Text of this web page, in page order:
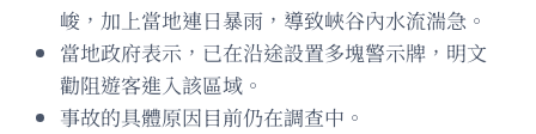
峻，加上當地連日暴雨，導致峽谷內水流湍急。
當地政府表示，已在沿途設置多塊警示牌，明文
勸阻遊客進入該區域。
事故的具體原因目前仍在調查中。